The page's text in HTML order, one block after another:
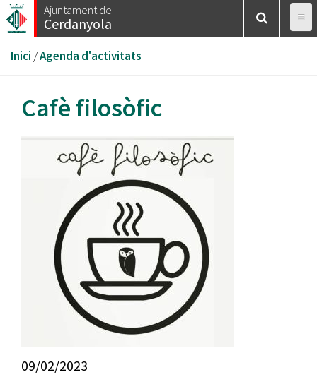
Vés
al
Ajuntament de
Cerdanyola
Esteu
aquí
Inici /Agenda d'activitats
Cafè filosòfic
09/02/2023